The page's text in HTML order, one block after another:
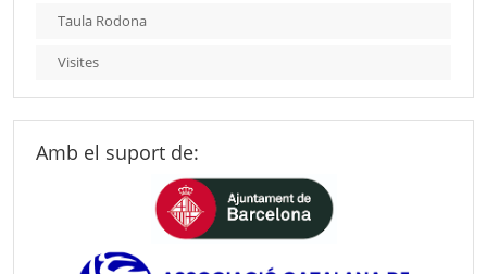
Taula Rodona
Visites
Amb el suport de: